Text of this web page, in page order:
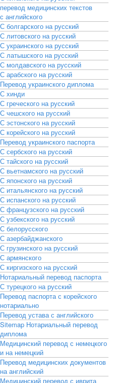
перевод медицинских текстов
с английского
С болгарского на русский
С литовского на русский
С украинского на русский
С латышского на русский
С молдавского на русский
С арабского на русский
Перевод украинского диплома
С хинди
С греческого на русский
С чешского на русский
С эстонского на русский
С корейского на русский
Перевод украинского паспорта
С сербского на русский
С тайского на русский
С вьетнамского на русский
С японского на русский
С итальянского на русский
С испанского на русский
С французского на русский
С узбекского на русский
С белорусского
С азербайджанского
С грузинского на русский
С армянского
С киргизского на русский
Нотариальный перевод паспорта
С турецкого на русский
Перевод паспорта с корейского
нотариально
Перевод устава с английского
Sitemap Нотариальный перевод
диплома
Медицинский перевод с немецкого
и на немецкий
Перевод медицинских документов
на английский
Медицинский перевод с иврита